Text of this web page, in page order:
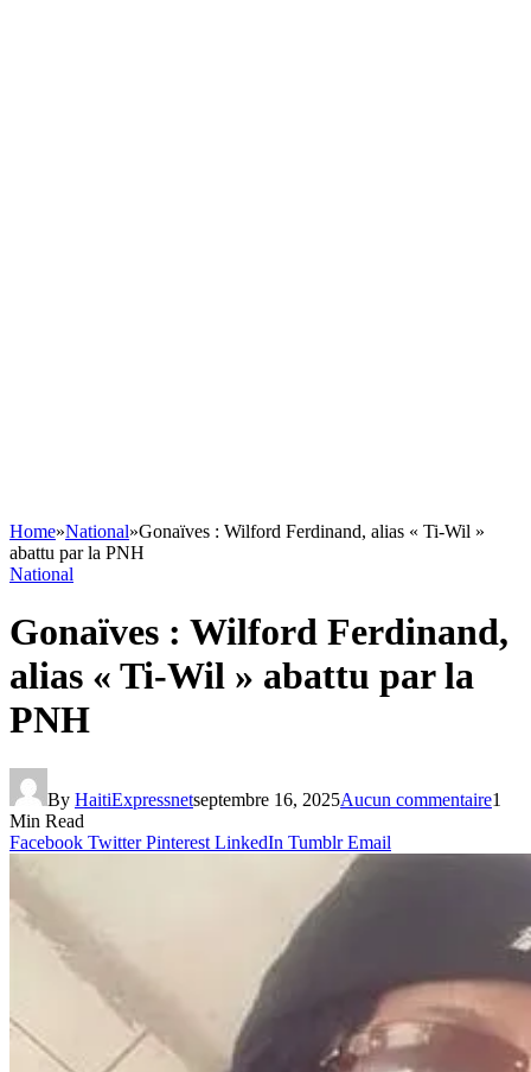
Home»National»Gonaïves : Wilford Ferdinand, alias « Ti-Wil »
abattu par la PNH
National
Gonaïves : Wilford Ferdinand,
alias « Ti-Wil » abattu par la
PNH
By HaitiExpressnetseptembre 16, 2025Aucun commentaire1
Min Read
Facebook Twitter Pinterest LinkedIn Tumblr Email